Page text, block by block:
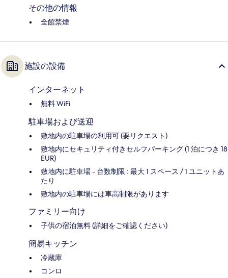
その他の情報
全館禁煙
施設の設備
インターネット
無料 WiFi
駐車場および送迎
敷地内の駐車場の利用可 (要リクエスト)
敷地内にセキュリティ付きセルフパーキング (1 泊につき 18
EUR)
敷地内に駐車場 - 台数制限 : 最大 1 スペース / 1 ユニットあ
たり
敷地内の駐車場には車高制限があります
ファミリー向け
子供の宿泊無料 (詳細をご確認ください)
簡易キッチン
冷蔵庫
コンロ